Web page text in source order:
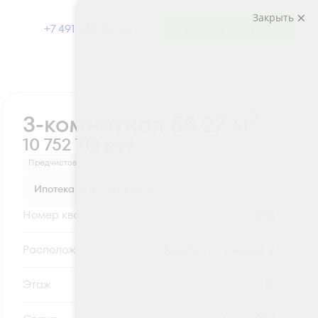
+7 491 230-03-03
3-комнатная 85.27 м
10 752 718 руб.
Предчистовая отделка
Ипотека
Номер квартиры
Секция
Этаж
Закрыть